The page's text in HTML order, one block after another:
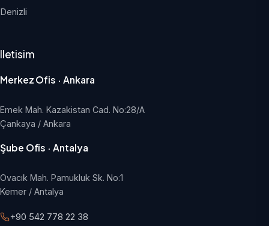
Denizli
Iletisim
Merkez Ofis · Ankara
Emek Mah. Kazakistan Cad. No:28/A
Çankaya / Ankara
Şube Ofis · Antalya
Ovacık Mah. Pamukluk Sk. No:1
Kemer / Antalya
+90 542 778 22 38